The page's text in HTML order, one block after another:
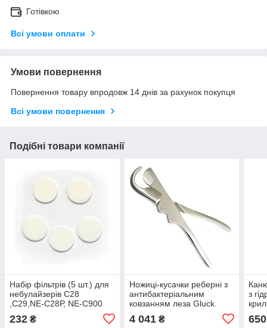
Готівкою
Всі умови оплати
Умови повернення
Повернення товару впродовж 14 днів за рахунок покупця
Всі умови повернення
Подібні товари компанії
Набір фільтрів (5 шт.) для
небулайзерів С28
,С29,NE-С28Р, NE-C900
232 ₴
Ножиці-кусачки реберні з
антибактеріальним
ковзанням леза Gluck.
4 041₴
з
650